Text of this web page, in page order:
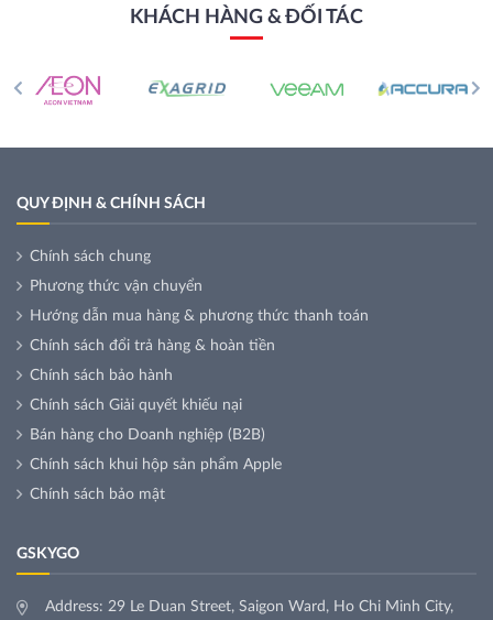
KHÁCH HÀNG & ĐỐI TÁC
QUY ĐỊNH & CHÍNH SÁCH
Chính sách chung
Phương thức vận chuyển
Hướng dẫn mua hàng & phương thức thanh toán
Chính sách đổi trả hàng & hoàn tiền
Chính sách bảo hành
Chính sách Giải quyết khiếu nại
Bán hàng cho Doanh nghiệp (B2B)
Chính sách khui hộp sản phẩm Apple
Chính sách bảo mật
GSKYGO
Address: 29 Le Duan Street, Saigon Ward, Ho Chi Minh City,